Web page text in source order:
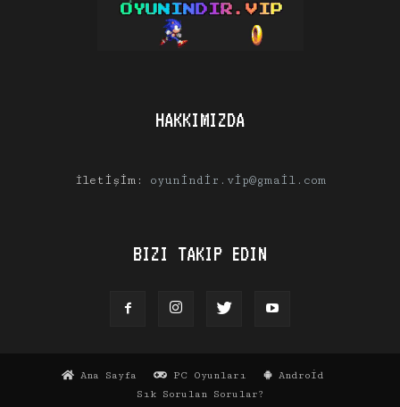
HAKKIMIZDA
İletişim: oyunindir.vip@gmail.com
BIZI TAKIP EDIN
Ana Sayfa PC Oyunları
Android
Sık Sorulan Sorular?